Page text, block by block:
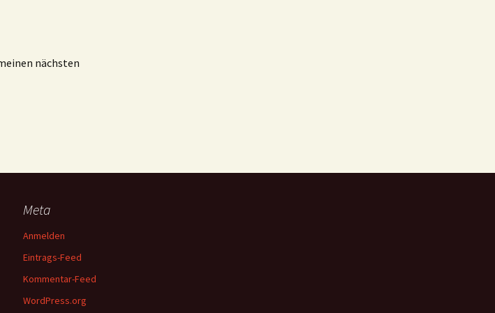
nächsten
Meta
Anmelden
Eintrags-Feed
Kommentar-Feed
WordPress.org